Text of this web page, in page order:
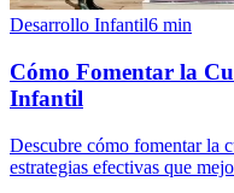
Desarrollo Infantil6 min
Cómo Fomentar la
Infantil
Descubre cómo fomentar la
estrategias efectivas que